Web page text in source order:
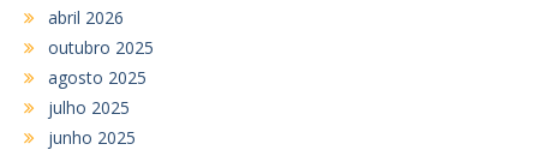
abril 2026
outubro 2025
agosto 2025
julho 2025
junho 2025